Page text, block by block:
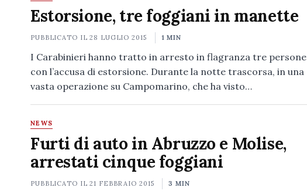
Estorsione, tre foggiani in manette
PUBBLICATO IL28 LUGLIO 2015 1 MIN
I Carabinieri hanno tratto in arresto in flagranza tre persone
con l’accusa di estorsione. Durante la notte trascorsa, in una
vasta operazione su Campomarino, che ha visto…
NEWS
Furti di auto in Abruzzo e Molise,
arrestati cinque foggiani
PUBBLICATO IL21 FEBBRAIO 2015 3 MIN